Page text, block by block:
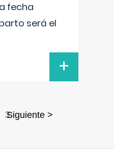
fecha
será el
+
3Siguiente >